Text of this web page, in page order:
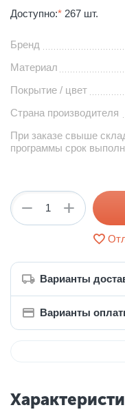
Доступно:* 267 шт.
Бренд
Материал
Покрытие / цвет
Страна производителя
При заказе свыше
программы срок
+
−
Варианты
Варианты